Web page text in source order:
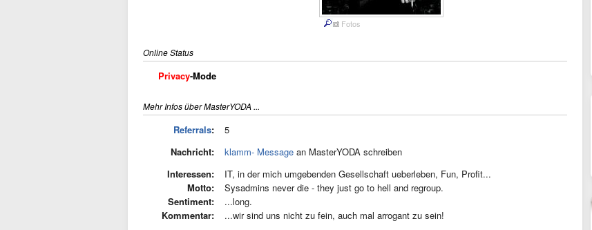
Fotos
Online Status
Privacy-Mode
Mehr Infos über MasterYODA ...
Referrals:
5
Nachricht:
klamm- Message an MasterYODA schreiben
Interessen:
IT, in der mich umgebenden Gesellschaft ueberleben, Fun, Profit...
Motto:
Sysadmins never die - they just go to hell and regroup.
Sentiment:
...long.
Kommentar:
...wir sind uns nicht zu fein, auch mal arrogant zu sein!